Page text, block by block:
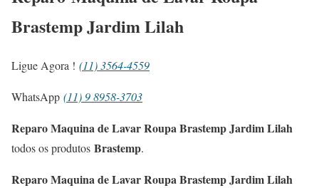
Brastemp Jardim Lilah
Ligue Agora ! (11) 3564-4559
WhatsApp (11) 9 8958-3703
Reparo Maquina de Lavar Roupa Brastemp Jardim Lilah
todos os produtos Brastemp.
Reparo Maquina de Lavar Roupa Brastemp Jardim Lilah